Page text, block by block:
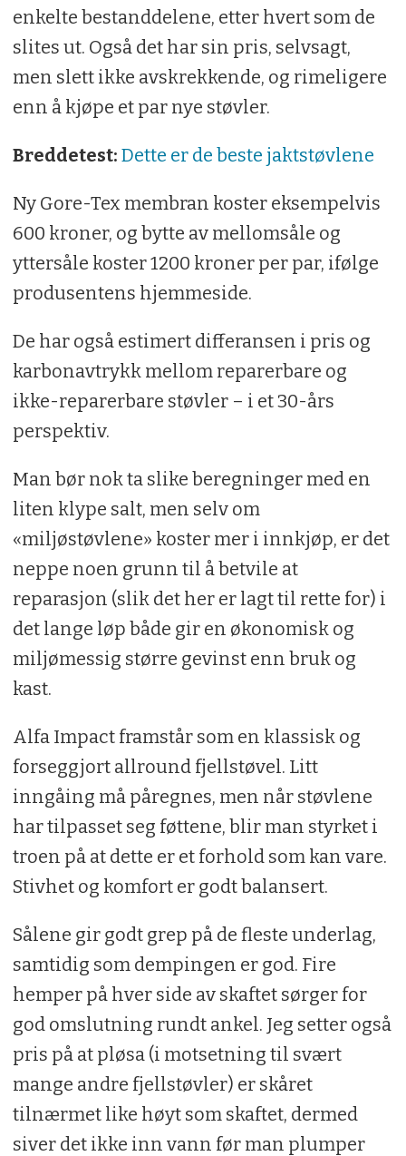
enkelte bestanddelene, etter hvert som de
slites ut. Også det har sin pris, selvsagt,
men slett ikke avskrekkende, og rimeligere
enn å kjøpe et par nye støvler.
Breddetest: Dette er de beste jaktstøvlene
Ny Gore-Tex membran koster eksempelvis
600 kroner, og bytte av mellomsåle og
yttersåle koster 1200 kroner per par, ifølge
produsentens hjemmeside.
De har også estimert differansen i pris og
karbonavtrykk mellom reparerbare og
ikke-reparerbare støvler – i et 30-års
perspektiv.
Man bør nok ta slike beregninger med en
liten klype salt, men selv om
«miljøstøvlene» koster mer i innkjøp, er det
neppe noen grunn til å betvile at
reparasjon (slik det her er lagt til rette for) i
det lange løp både gir en økonomisk og
miljømessig større gevinst enn bruk og
kast.
Alfa Impact framstår som en klassisk og
forseggjort allround fjellstøvel. Litt
inngåing må påregnes, men når støvlene
har tilpasset seg føttene, blir man styrket i
troen på at dette er et forhold som kan vare.
Stivhet og komfort er godt balansert.
Sålene gir godt grep på de fleste underlag,
samtidig som dempingen er god. Fire
hemper på hver side av skaftet sørger for
god omslutning rundt ankel. Jeg setter også
pris på at pløsa (i motsetning til svært
mange andre fjellstøvler) er skåret
tilnærmet like høyt som skaftet, dermed
siver det ikke inn vann før man plumper